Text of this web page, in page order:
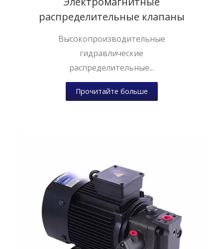
распределительные клапаны
Высокопроизводительные
гидравлические
распределительные...
Прочитайте больше